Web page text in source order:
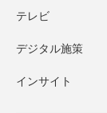
テレビ
デジタル施策
インサイト